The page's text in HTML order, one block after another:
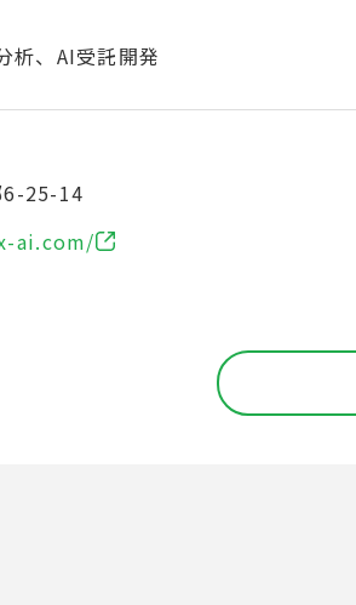
析、AI受託開発
6-25-14
ai.com/